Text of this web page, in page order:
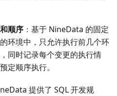
顺序 ：基于 NineData 的固定
环境中，只允许执行前几个环
同时记录每个变更的执行情
定顺序执行。
提供了 SQL 开发规